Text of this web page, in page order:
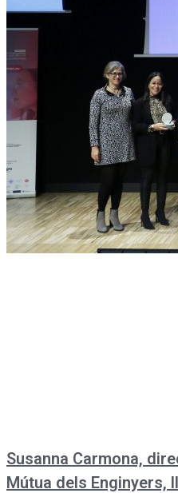
Susanna Carmona,
Mútua dels Enginyers,